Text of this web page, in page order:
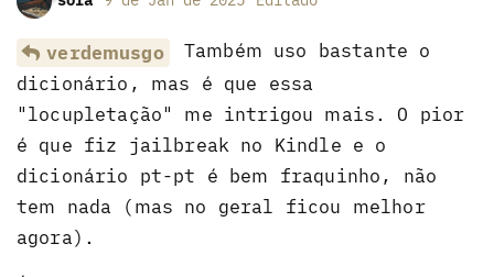
verdemusgo
Também uso bastante o
dicionário, mas é que essa
"locupletação" me intrigou mais. O pior
é que fiz jailbreak no Kindle e o
dicionário pt-pt é bem fraquinho, não
tem nada (mas no geral ficou melhor
agora).